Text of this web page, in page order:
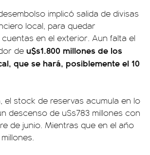
implicó salida de divisas
local, para quedar
en el exterior. Aun falta el
de u$s1.800 millones de los
que se hará, posiblemente el 10
el stock de reservas acumula en lo
descenso de u$s783 millones con
de junio. Mientras que en el año